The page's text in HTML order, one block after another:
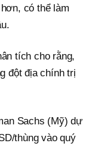
có thể làm
tích cho rằng,
đột địa chính trị
Sachs (Mỹ) dự
thùng vào quý